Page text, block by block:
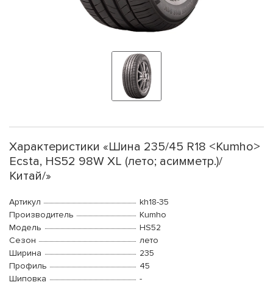
Характеристики «Шина 235/45 R18 <Kumho>
Ecsta, HS52 98W XL (лето; асимметр.)/
Китай/»
Артикул
kh18-35
Производитель
Kumho
Модель
HS52
Сезон
лето
Ширина
235
Профиль
45
Шиповка
-